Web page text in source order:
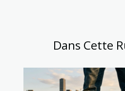
Dans Cette